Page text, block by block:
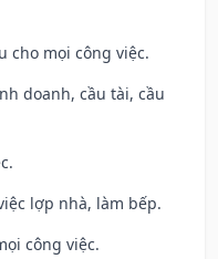
cho mọi công việc.
doanh, cầu tài, cầu
lợp nhà, làm bếp.
công việc.